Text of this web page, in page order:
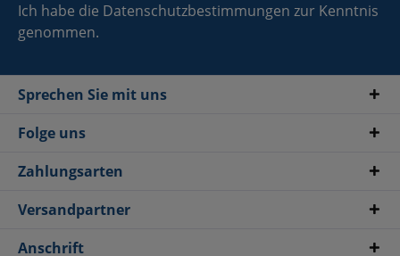
Ich habe die Datenschutzbestimmungen zur Kenntnis
genommen.
Sprechen Sie mit uns
Folge uns
Zahlungsarten
Versandpartner
Anschrift